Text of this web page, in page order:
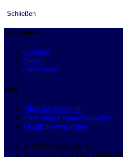
Schließen
Autobutler
Kontakt
Presse
Impressum
Info
Über autobutler.de
Preis- und Ersparnisangaben
Qualitätswerkstätten
© 2026 Autobutler.de
Mühlenstr. 8a, 14167 Berlin,